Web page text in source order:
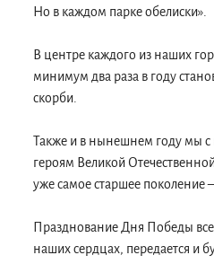
Но в каждом парке обелиски».
В центре каждого из наших
минимум два раза в году
скорби.
Также и в нынешнем году мы с
героям Великой
уже самое старшее поколение
Празднование Дня Победы
наших сердцах, передается и